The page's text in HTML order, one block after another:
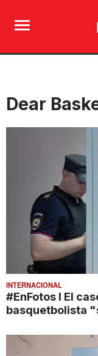
Dear
INTERNACIONAL
#EnFotos l El
basquetbolista